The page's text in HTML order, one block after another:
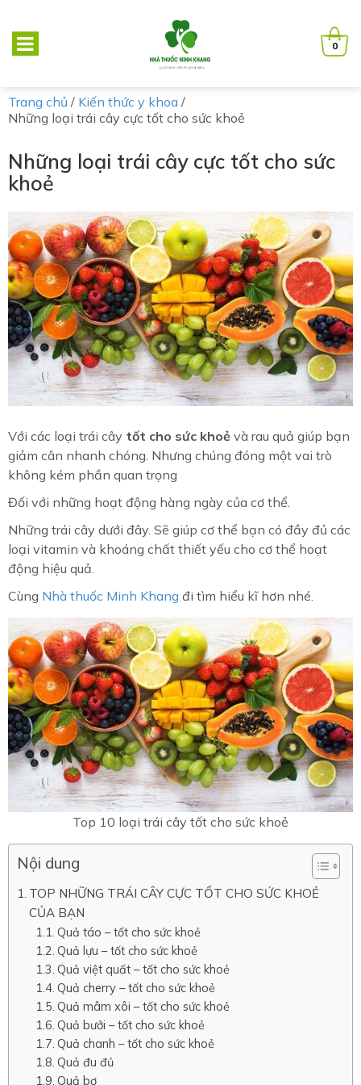
0
Trang chủ / Kiến thức y khoa /
Những loại trái cây cực tốt cho sức khoẻ
Những loại trái cây cực tốt cho sức
khoẻ
Với các loại trái cây tốt cho sức khoẻ và rau quả giúp bạn
giảm cân nhanh chóng. Nhưng chúng đóng một vai trò
không kém phần quan trọng
Đối với những hoạt động hàng ngày của cơ thể.
Những trái cây dưới đây. Sẽ giúp cơ thể bạn có đầy đủ các
loại vitamin và khoáng chất thiết yếu cho cơ thể hoạt
động hiệu quả.
Cùng Nhà thuốc Minh Khang đi tìm hiểu kĩ hơn nhé.
Top 10 loại trái cây tốt cho sức khoẻ
Nội dung
TOP NHỮNG TRÁI CÂY CỰC TỐT CHO SỨC KHOẺ
CỦA BẠN
Quả táo – tốt cho sức khoẻ
Quả lựu – tốt cho sức khoẻ
Quả việt quất – tốt cho sức khoẻ
Quả cherry – tốt cho sức khoẻ
Quả mâm xôi – tốt cho sức khoẻ
Quả bưởi – tốt cho sức khoẻ
Quả chanh – tốt cho sức khoẻ
Quả đu đủ
Quả bơ